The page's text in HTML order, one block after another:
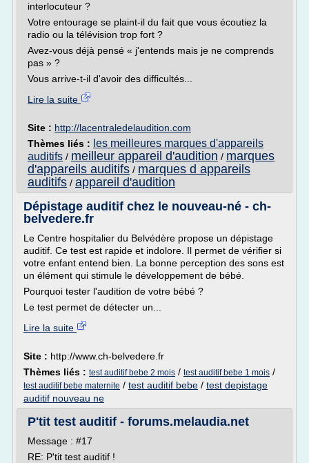
interlocuteur ?
Votre entourage se plaint-il du fait que vous écoutiez la
radio ou la télévision trop fort ?
Avez-vous déjà pensé « j'entends mais je ne comprends
pas » ?
Vous arrive-t-il d'avoir des difficultés...
Lire la suite
Site : http://lacentraledelaudition.com
Thèmes liés : les meilleures marques d'appareils
auditifs / meilleur appareil d'audition / marques
d'appareils auditifs / marques d appareils
auditifs / appareil d'audition
Dépistage auditif chez le nouveau-né - ch-
belvedere.fr
Le Centre hospitalier du Belvédère propose un dépistage
auditif. Ce test est rapide et indolore. Il permet de vérifier si
votre enfant entend bien. La bonne perception des sons est
un élément qui stimule le développement de bébé.
Pourquoi tester l'audition de votre bébé ?
Le test permet de détecter un...
Lire la suite
Site : http://www.ch-belvedere.fr
Thèmes liés : test auditif bebe 2 mois / test auditif bebe 1 mois /
test auditif bebe maternite / test auditif bebe / test depistage
auditif nouveau ne
P'tit test auditif - forums.melaudia.net
Message : #17
RE: P'tit test auditif !